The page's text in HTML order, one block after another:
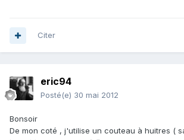
Citer
eric94
Posté(e) 30 mai 2012
Bonsoir
De mon coté , j'utilise un couteau à huitres (